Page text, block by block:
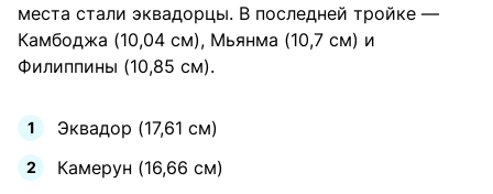
места стали эквадорцы. В последней тройке —
Камбоджа (10,04 см), Мьянма (10,7 см) и
Филиппины (10,85 см).
Эквадор (17,61 см)
Камерун (16,66 см)